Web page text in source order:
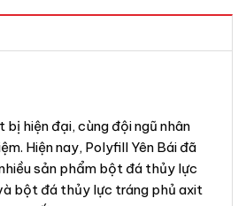
hiện đại, cùng đội ngũ nhân
Hiện nay, Polyfill Yên Bái đã
sản phẩm bột đá thủy lực
bột đá thủy lực tráng phủ axit